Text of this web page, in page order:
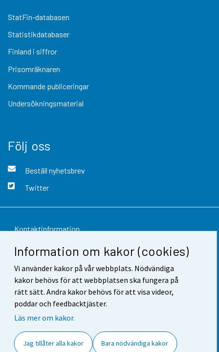
Information om kakor (cookies)
Vi använder kakor på vår webbplats. Nödvändiga
kakor behövs för att webbplatsen ska fungera på
rätt sätt. Andra kakor behövs för att visa videor,
poddar och feedbacktjäster.
Läs mer om kakor.
Jag tillåter alla kakor Bara nödvändiga kakor
StatFin-databasen
Statistikdatabaser
Finland i siffror
Prisomräknaren
Kommande publiceringar
Undersökningsmaterial
Följ oss
Beställ nyhetsbrev
Twitter
Kontaktinformation
Respons
Användarvillkor
Dataskydd
Tillgänglighet
Cookie-inställningar